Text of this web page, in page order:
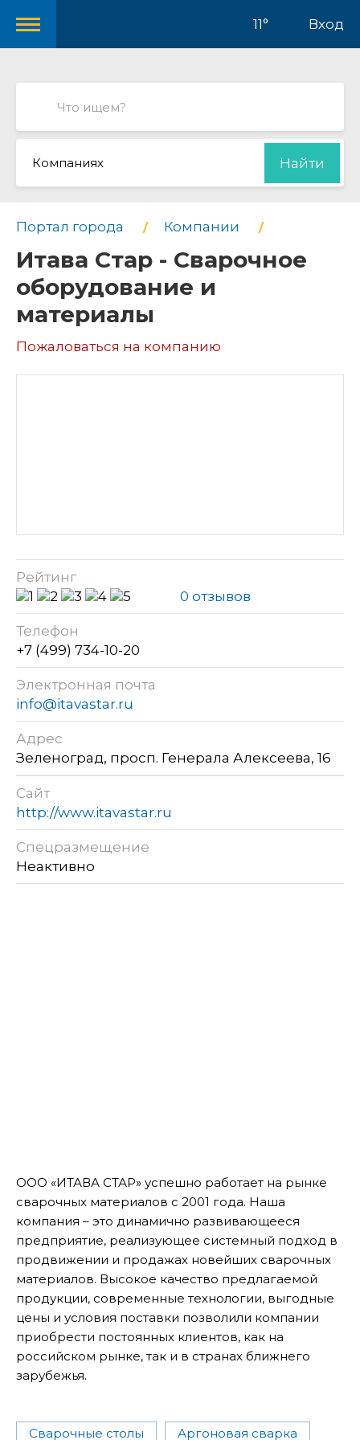
11° Вход
Компаниях Найти
Портал города Компании
Итава Стар - Сварочное
оборудование и
материалы
Пожаловаться на компанию
Рейтинг
0 отзывов
Телефон
+7 (499) 734-10-20
Электронная почта
info@itavastar.ru
Адрес
Зеленоград, просп. Генерала Алексеева, 16
Сайт
http://www.itavastar.ru
Спецразмещение
Неактивно
ООО «ИТАВА СТАР» успешно работает на рынке
сварочных материалов с 2001 года. Наша
компания – это динамично развивающееся
предприятие, реализующее системный подход в
продвижении и продажах новейших сварочных
материалов. Высокое качество предлагаемой
продукции, современные технологии, выгодные
цены и условия поставки позволили компании
приобрести постоянных клиентов, как на
российском рынке, так и в странах ближнего
зарубежья.
Сварочные столы Аргоновая сварка